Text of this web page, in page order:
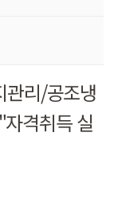
관리/공조냉
자격취득 실